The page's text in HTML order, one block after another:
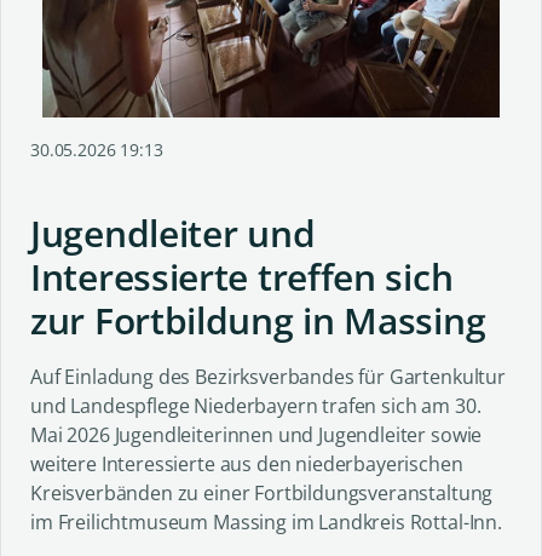
30.05.2026 19:13
Jugendleiter und
Interessierte treffen sich
zur Fortbildung in Massing
Auf Einladung des Bezirksverbandes für Gartenkultur
und Landespflege Niederbayern trafen sich am 30.
Mai 2026 Jugendleiterinnen und Jugendleiter sowie
weitere Interessierte aus den niederbayerischen
Kreisverbänden zu einer Fortbildungsveranstaltung
im Freilichtmuseum Massing im Landkreis Rottal-Inn.